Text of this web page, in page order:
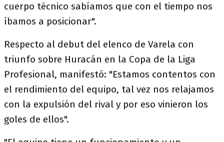
cuerpo técnico sabíamos que con el tiempo nos
íbamos a posicionar".
Respecto al debut del elenco de Varela con
triunfo sobre Huracán en la Copa de la Liga
Profesional, manifestó: "Estamos contentos con
el rendimiento del equipo, tal vez nos relajamos
con la expulsión del rival y por eso vinieron los
goles de ellos".